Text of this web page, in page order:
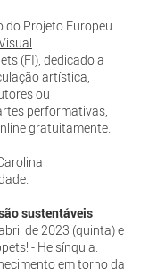
do Projeto Europeu
(FI), dedicado a
artística,
ou
performativas,
gratuitamente.
sustentáveis
de 2023 (quinta) e
- Helsínquia.
em torno da